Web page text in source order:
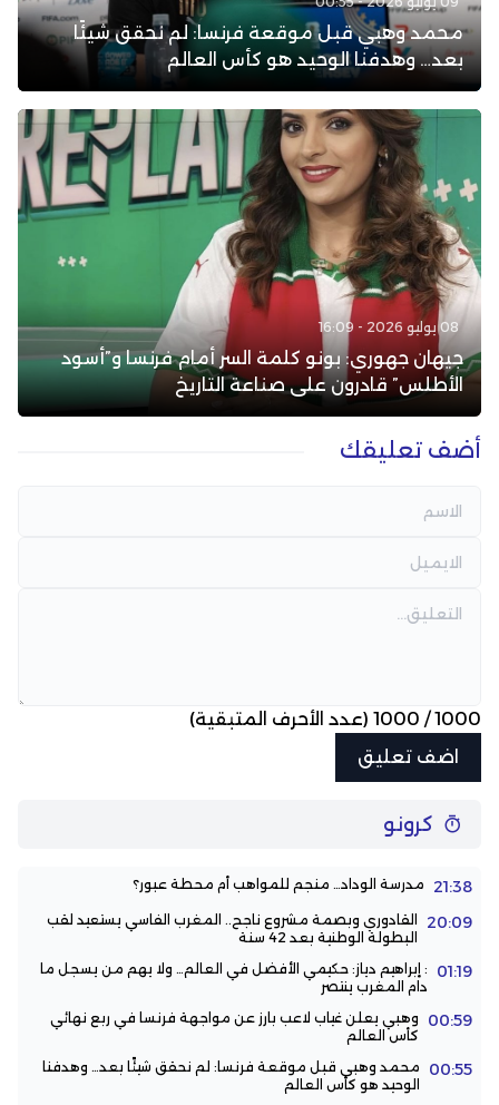
محمد وهبي قبل موقعة فرنسا: لم نحقق شيئًا
بعد… وهدفنا الوحيد هو كأس العالم
08 يوليو 2026 - 16:09
جيهان جهوري: بونو كلمة السر أمام فرنسا و”أسود
الأطلس” قادرون على صناعة التاريخ
أضف تعليقك
1000
/
1000 (عدد الأحرف المتبقية)
كرونو
21:38 مدرسة الوداد… منجم للمواهب أم محطة عبور؟
20:09
القادوري وبصمة مشروع ناجح.. المغرب الفاسي يستعيد لقب
البطولة الوطنية بعد 42 سنة
01:19
: إبراهيم دياز: حكيمي الأفضل في العالم… ولا يهم من يسجل ما
دام المغرب ينتصر
00:59
وهبي يعلن غياب لاعب بارز عن مواجهة فرنسا في ربع نهائي
كأس العالم
00:55
محمد وهبي قبل موقعة فرنسا: لم نحقق شيئًا بعد… وهدفنا
الوحيد هو كأس العالم